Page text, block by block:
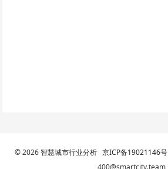
© 2026智慧城市行业分析 京ICP备19021146号